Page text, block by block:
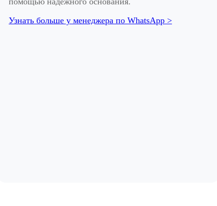
Узнать больше у менеджера по WhatsApp >